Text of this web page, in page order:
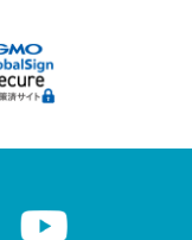
LINE